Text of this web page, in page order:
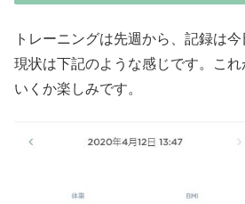
トレーニングは先週から、記録は今
現状は下記のような感じです。こ
いくか楽しみです。